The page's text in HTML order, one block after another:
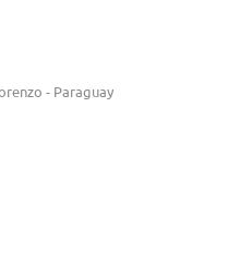
- Paraguay